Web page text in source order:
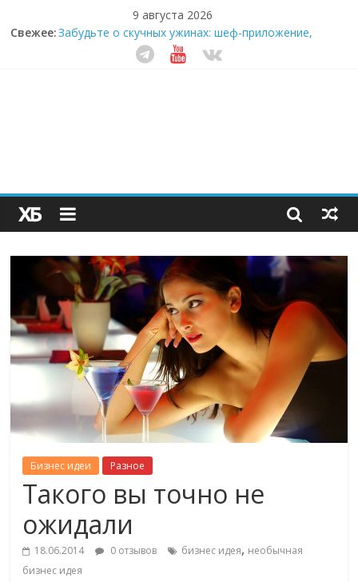
9 августа 2026
Свежее:Забудьте о скучных ужинах: шеф-приложение,
которое видит вашу еду насквозь
Небо зовёт: как бизнес на полётах дронов и
Секрет супергидратации: почему кокосовая вода с
пребиотиками становится главным трендом
здорового питания
Бизнес идеи Разное
Такого вы точно не
ожидали
18.06.2014 0 отзывов бизнес идея, необычная
бизнес идея